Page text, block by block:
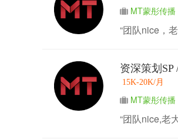
MT蒙彤传播
“团队nice，
资深策划SP
15K-20K/月
MT蒙彤传播
“团队nice,老